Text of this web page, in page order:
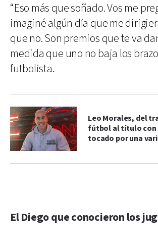
“Eso más que soñado. Vos me
imaginé algún día que me
que no. Son premios que te va
medida que uno no baja los
futbolista.
Leo Morales, del
fútbol al título con
tocado por una
El Diego que conocieron los